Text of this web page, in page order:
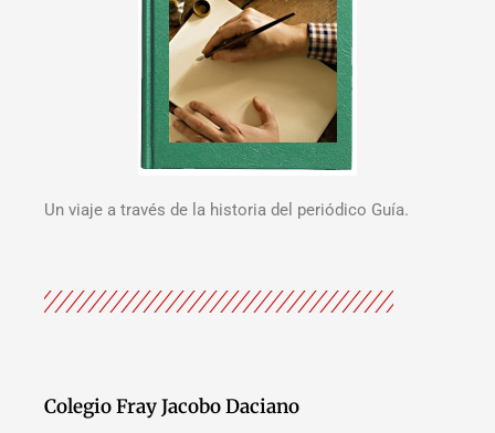
Un viaje a través de la historia del periódico Guía.
Colegio Fray Jacobo Daciano